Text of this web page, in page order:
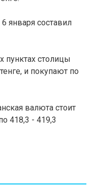
января составил
пунктах столицы
и покупают по
валюта стоит
418,3 - 419,3